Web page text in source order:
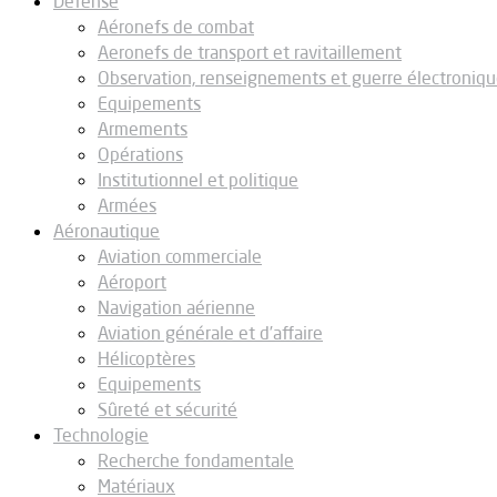
Aéronefs de combat
Aeronefs de transport et ravitaillement
Observation, renseignements et guerre
Equipements
Armements
Opérations
Institutionnel et politique
Armées
Aéronautique
Aviation commerciale
Aéroport
Navigation aérienne
Aviation générale et d’affaire
Hélicoptères
Equipements
Sûreté et sécurité
Technologie
Recherche fondamentale
Matériaux